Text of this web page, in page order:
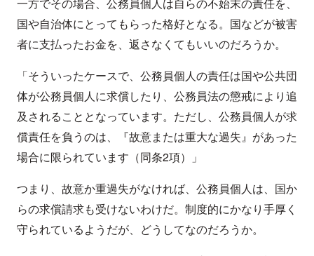
一方でその場合、公務員個人は自らの不始末の責任を、
国や自治体にとってもらった格好となる。国などが被害
者に支払ったお金を、返さなくてもいいのだろうか。
「そういったケースで、公務員個人の責任は国や公共団
体が公務員個人に求償したり、公務員法の懲戒により追
及されることとなっています。ただし、公務員個人が求
償責任を負うのは、『故意または重大な過失』があった
場合に限られています（同条2項）」
つまり、故意か重過失がなければ、公務員個人は、国か
らの求償請求も受けないわけだ。制度的にかなり手厚く
守られているようだが、どうしてなのだろうか。